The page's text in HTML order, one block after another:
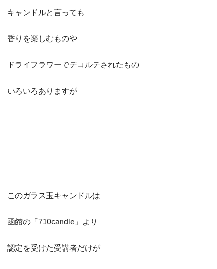
キャンドルと言っても
香りを楽しむものや
ドライフラワーでデコルテされたもの
いろいろありますが
このガラス玉キャンドルは
函館の「710candle」より
認定を受けた受講者だけが